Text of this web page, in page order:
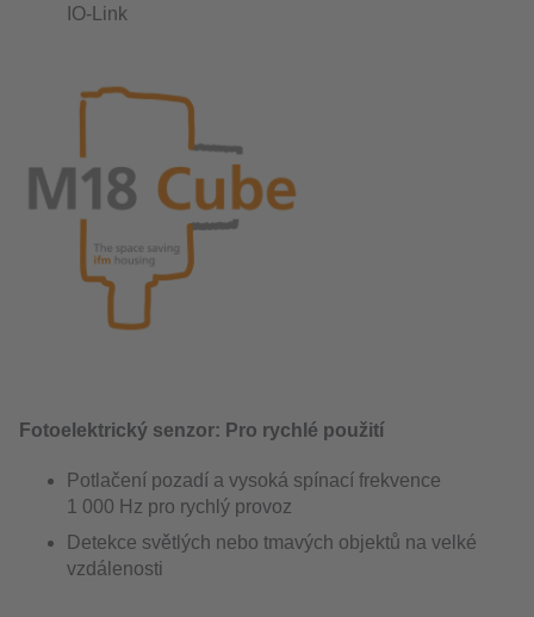
IO-Link
Fotoelektrický senzor: Pro rychlé použití
Potlačení pozadí a vysoká spínací frekvence
1 000 Hz pro rychlý provoz
Detekce světlých nebo tmavých objektů na velké
vzdálenosti